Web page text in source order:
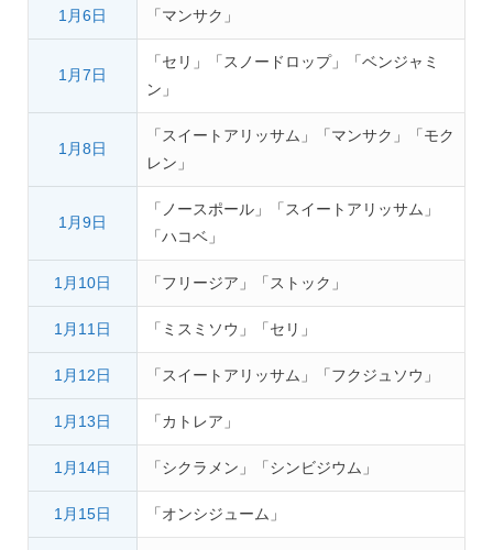
1月6日 「マンサク」
1月7日
「セリ」「スノードロップ」「ベンジャミ
ン」
1月8日
「スイートアリッサム」「マンサク」「モク
レン」
1月9日
「ノースポール」「スイートアリッサム」
「ハコベ」
1月10日 「フリージア」「ストック」
1月11日 「ミスミソウ」「セリ」
1月12日 「スイートアリッサム」「フクジュソウ」
1月13日 「カトレア」
1月14日 「シクラメン」「シンビジウム」
1月15日 「オンシジューム」